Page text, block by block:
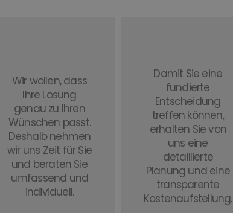
Wir wollen, dass
Ihre Lösung
genau zu Ihren
Wünschen passt.
Deshalb nehmen
wir uns Zeit für Sie
und beraten Sie
umfassend und
individuell.
Damit Sie eine
fundierte
Entscheidung
treffen können,
erhalten Sie von
uns eine
detaillierte
Planung und eine
transparente
Kostenaufstellung.